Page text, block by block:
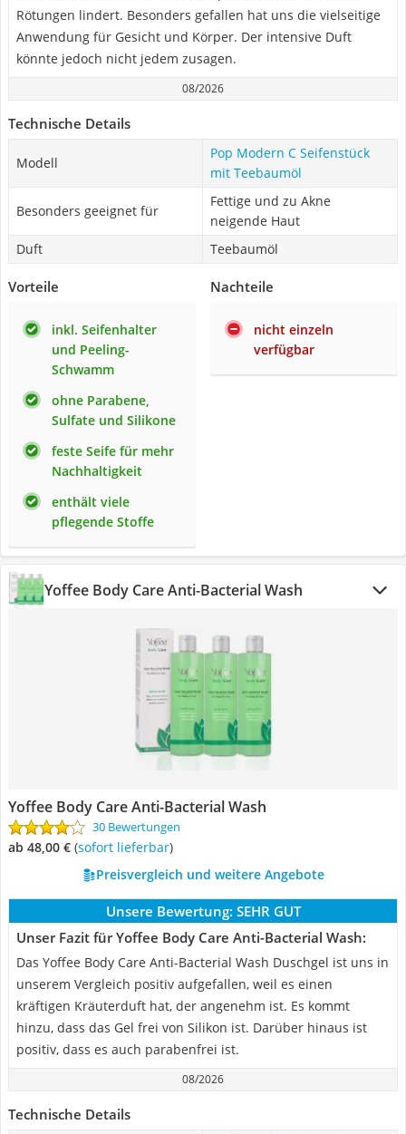
Rötungen lindert. Besonders gefallen hat uns die vielseitige
Anwendung für Gesicht und Körper. Der intensive Duft
könnte jedoch nicht jedem zusagen.
08/2026
Technische Details
Modell
Pop Modern C ‎Seifenstück
mit Teebaumöl
Besonders geeignet für
Fettige und zu Akne
neigende Haut
Duft
Teebaumöl
Vorteile
inkl. Seifenhalter
und Peeling-
Schwamm
ohne Parabene,
Sulfate und Silikone
feste Seife für mehr
Nachhaltigkeit
enthält viele
pflegende Stoffe
Nachteile
nicht einzeln
verfügbar
Yoffee Body Care Anti-Bacterial Wash
Yoffee Body Care Anti-Bacterial Wash
30 Bewertungen
ab 48,00 € ( Sofort lieferbar)
Preisvergleich und weitere Angebote
Unsere Bewertung: SEHR GUT
Unser Fazit für Yoffee Body Care Anti-Bacterial Wash:
Das Yoffee Body Care Anti-Bacterial Wash Duschgel ist uns in
unserem Vergleich positiv aufgefallen, weil es einen
kräftigen Kräuterduft hat, der angenehm ist. Es kommt
hinzu, dass das Gel frei von Silikon ist. Darüber hinaus ist
positiv, dass es auch parabenfrei ist.
08/2026
Technische Details